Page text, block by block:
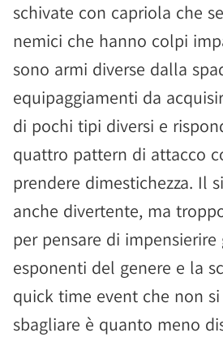
schivate con capriola che
nemici che hanno colpi
sono armi diverse dalla
equipaggiamenti da
di pochi tipi diversi e
quattro pattern di attacco
prendere dimestichezza. Il
anche divertente, ma
per pensare di
esponenti del genere e la
quick time event che non
sbagliare è quanto meno